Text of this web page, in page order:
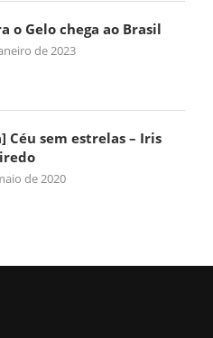
o Gelo chega ao Brasil
de 2023
Céu sem estrelas – Iris
de 2020